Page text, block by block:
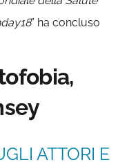
” ha concluso
ATTORI E